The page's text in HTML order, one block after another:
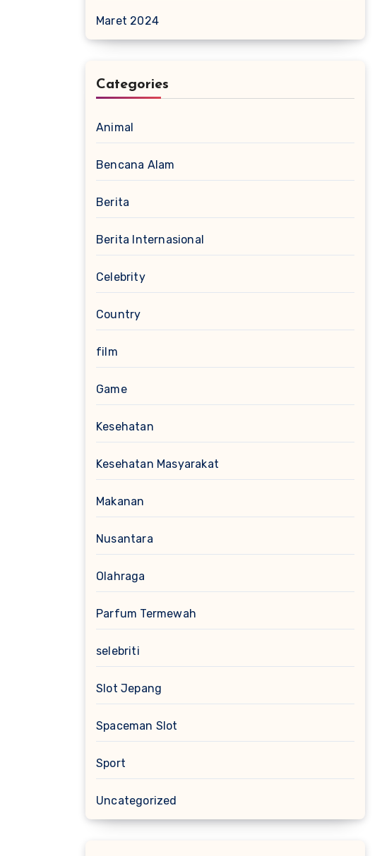
Maret 2024
Categories
Animal
Bencana Alam
Berita
Berita Internasional
Celebrity
Country
film
Game
Kesehatan
Kesehatan Masyarakat
Makanan
Nusantara
Olahraga
Parfum Termewah
selebriti
Slot Jepang
Spaceman Slot
Sport
Uncategorized